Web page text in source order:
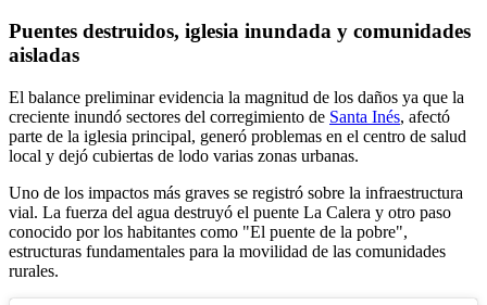
Puentes destruidos, iglesia inundada y comunidades
aisladas
El balance preliminar evidencia la magnitud de los daños ya que la
creciente inundó sectores del corregimiento de Santa Inés, afectó
parte de la iglesia principal, generó problemas en el centro de salud
local y dejó cubiertas de lodo varias zonas urbanas.
Uno de los impactos más graves se registró sobre la infraestructura
vial. La fuerza del agua destruyó el puente La Calera y otro paso
conocido por los habitantes como "El puente de la pobre",
estructuras fundamentales para la movilidad de las comunidades
rurales.